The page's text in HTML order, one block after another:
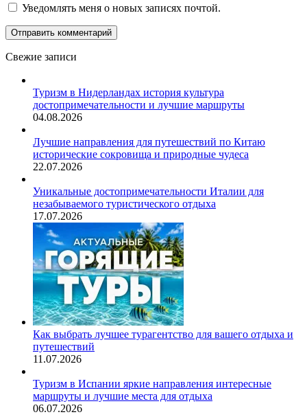
Уведомлять меня о новых записях почтой.
Свежие записи
Туризм в Нидерландах история культура
достопримечательности и лучшие маршруты
04.08.2026
Лучшие направления для путешествий по Китаю
исторические сокровища и природные чудеса
22.07.2026
Уникальные достопримечательности Италии для
незабываемого туристического отдыха
17.07.2026
Как выбрать лучшее турагентство для вашего отдыха и
путешествий
11.07.2026
Туризм в Испании яркие направления интересные
маршруты и лучшие места для отдыха
06.07.2026